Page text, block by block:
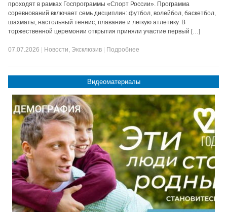
проходят в рамках Госпрограммы «Спорт России». Программа
соревнований включает семь дисциплин: футбол, волейбол, баскетбол,
шахматы, настольный теннис, плавание и легкую атлетику. В
торжественной церемонии открытия приняли участие первый […]
07.07.2026 Новости, Эксклюзив Подробнее
Видеоматериалы